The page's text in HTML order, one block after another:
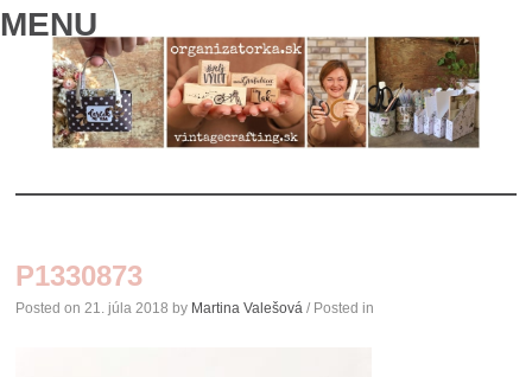
MENU
CONTENT
P1330873
Posted on 21. júla 2018 by Martina Valešová / Posted in